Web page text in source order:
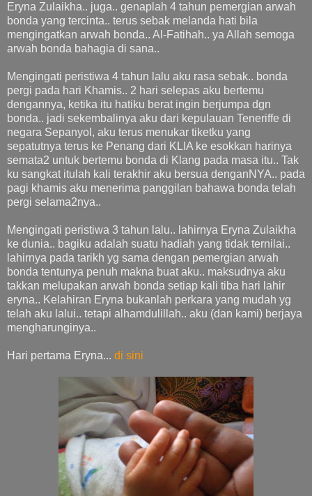
Eryna Zulaikha.. juga.. genaplah 4 tahun pemergian arwah
bonda yang tercinta.. terus sebak melanda hati bila
mengingatkan arwah bonda.. Al-Fatihah.. ya Allah semoga
arwah bonda bahagia di sana..
Mengingati peristiwa 4 tahun lalu aku rasa sebak.. bonda
pergi pada hari Khamis.. 2 hari selepas aku bertemu
dengannya, ketika itu hatiku berat ingin berjumpa dgn
bonda.. jadi sekembalinya aku dari kepulauan Teneriffe di
negara Sepanyol, aku terus menukar tiketku yang
sepatutnya terus ke Penang dari KLIA ke esokkan harinya
semata2 untuk bertemu bonda di Klang pada masa itu.. Tak
ku sangkat itulah kali terakhir aku bersua denganNYA.. pada
pagi khamis aku menerima panggilan bahawa bonda telah
pergi selama2nya..
Mengingati peristiwa 3 tahun lalu.. lahirnya Eryna Zulaikha
ke dunia.. bagiku adalah suatu hadiah yang tidak ternilai..
lahirnya pada tarikh yg sama dengan pemergian arwah
bonda tentunya penuh makna buat aku.. maksudnya aku
takkan melupakan arwah bonda setiap kali tiba hari lahir
eryna.. Kelahiran Eryna bukanlah perkara yang mudah yg
telah aku lalui.. tetapi alhamdulillah.. aku (dan kami) berjaya
mengharunginya..
Hari pertama Eryna... di sini